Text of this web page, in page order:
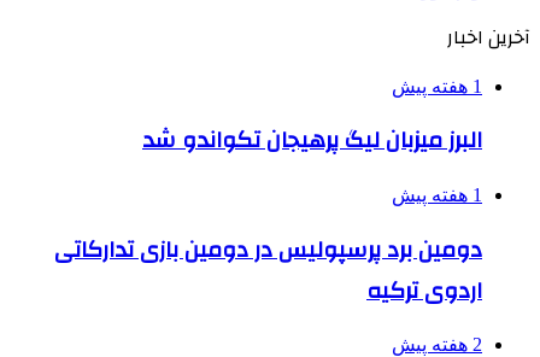
آخرین اخبار
1 هفته پیش
البرز میزبان لیگ پرهیجان تکواندو شد
1 هفته پیش
دومین برد پرسپولیس در دومین بازی تدارکاتی
اردوی ترکیه
2 هفته پیش